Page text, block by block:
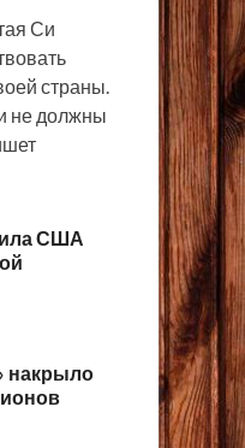
Си
страны.
не должны
США
накрыло